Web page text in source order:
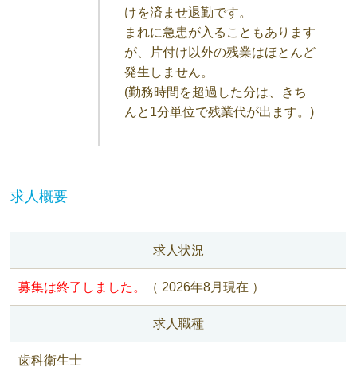
けを済ませ退勤です。
まれに急患が入ることもあります
が、片付け以外の残業はほとんど
発生しません。
(勤務時間を超過した分は、きち
んと1分単位で残業代が出ます。)
求人概要
求人状況
募集は終了しました。 （ 2026年8月現在 ）
求人職種
歯科衛生士